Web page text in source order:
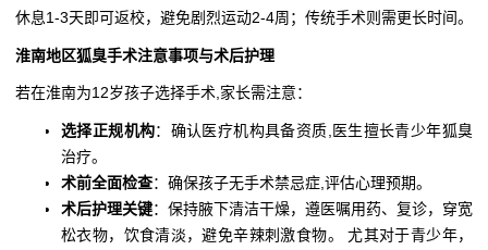
休息1-3天即可返校，避免剧烈运动2-4周；传统手术则需更长时间。
淮南地区狐臭手术注意事项与术后护理
若在淮南为12岁孩子选择手术,家长需注意：
选择正规机构：确认医疗机构具备资质,医生擅长青少年狐臭
治疗。
术前全面检查：确保孩子无手术禁忌症,评估心理预期。
术后护理关键：保持腋下清洁干燥，遵医嘱用药、复诊，穿宽
松衣物，饮食清淡，避免辛辣刺激食物。 尤其对于青少年，